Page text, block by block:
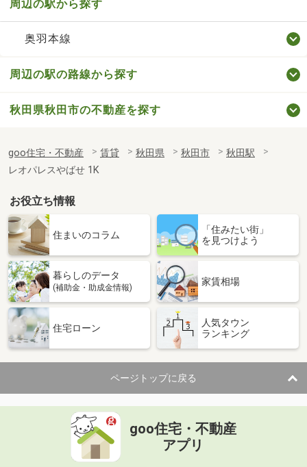
周辺の駅から探す
奥羽本線
周辺の駅の路線から探す
秋田県秋田市の不動産を探す
goo住宅・不動産 賃貸 秋田県 秋田市
秋田駅
レオパレスやばせ 1K
お役立ち情報
住まいのコラム
「住みたい街」
を見つけよう
暮らしのデータ
(補助金・助成金情報)
家賃相場
住宅ローン
人気タウン
ランキング
ページトップに戻る
goo住宅・不動産
アプリ